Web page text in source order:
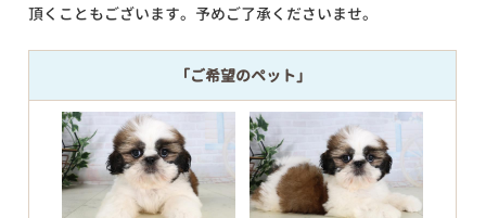
頂くこともございます。予めご了承くださいませ。
「ご希望のペット」